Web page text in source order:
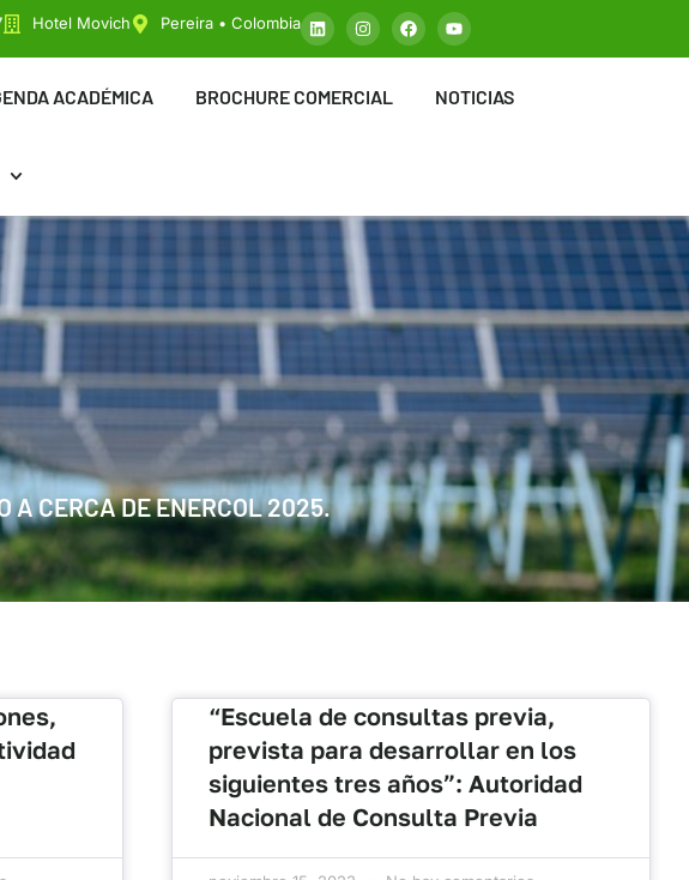
Hotel Movich Pereira • Colombia
ACADÉMICA BROCHURE COMERCIAL NOTICIAS
A CERCA DE ENERCOL 2025.
“Escuela de consultas previa,
prevista para desarrollar en los
siguientes tres años”: Autoridad
Nacional de Consulta Previa